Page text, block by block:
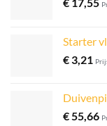
Starter
€ 3,21
€55,66